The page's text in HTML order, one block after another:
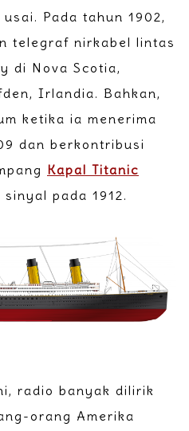
Pada tahun 1902,
telegraf nirkabel lintas
di Nova Scotia,
Irlandia. Bahkan,
ketika ia menerima
dan berkontribusi
Kapal Titanic
pada 1912.
radio banyak dilirik
orang Amerika